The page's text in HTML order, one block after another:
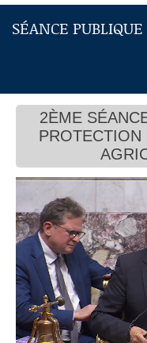
EN DIRECT
RECHERCHE
AIDE À LA DÉCOUPE
DE VIDÉOS
SÉANCE
2ÈME
PROTECTION